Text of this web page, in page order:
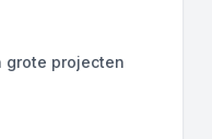
grote projecten